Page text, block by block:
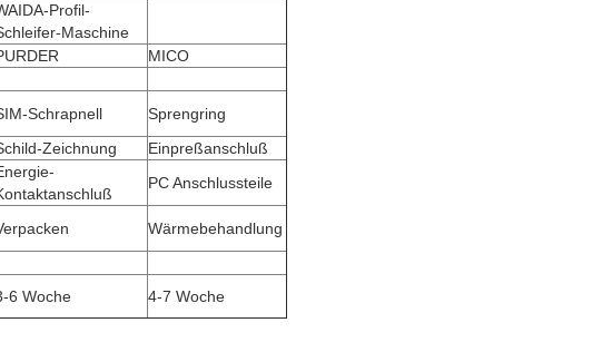
Profil-
Maschine
MICO
Schrapnell
Sprengring
Zeichnung
Einpreßanschluß
PC Anschlussteile
Wärmebehandlung
6 Woche
4-7 Woche